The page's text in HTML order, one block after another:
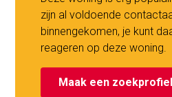
BIJZONDERHEDEN
- Huurprijs: € 3.100,- per maand
nutsvoorzieningen
- Huurperiode: onbepaalde tijd,
zijn al voldoende
binnengekomen, je kunt
reageren op deze woning.
Maak een